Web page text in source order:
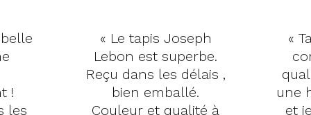
!
les
« Le tapis Joseph
Lebon est superbe.
Reçu dans les délais ,
bien emballé.
Couleur et qualité à
«
une
et